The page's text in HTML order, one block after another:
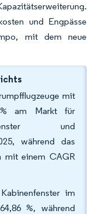
und Engpässe
mit dem neue
mit
am Markt für
und
während das
mit einem CAGR
im
%, während